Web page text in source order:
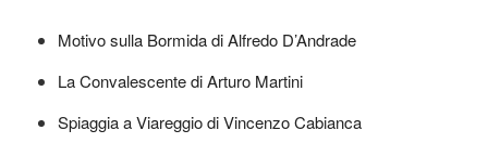
Motivo sulla Bormida di Alfredo D’Andrade
La Convalescente di Arturo Martini
Spiaggia a Viareggio di Vincenzo Cabianca